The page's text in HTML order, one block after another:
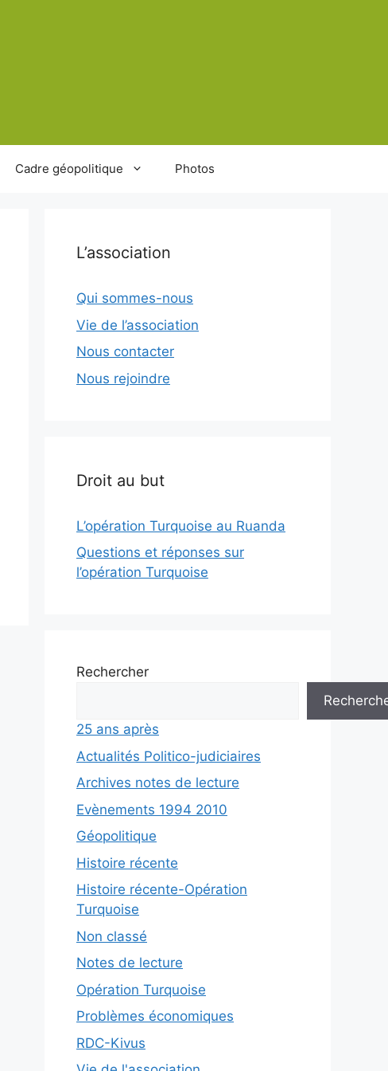
Cadre géopolitique Photos
L’association
Qui sommes-nous
Vie de l’association
Nous contacter
Nous rejoindre
Droit au but
L’opération Turquoise au Ruanda
Questions et réponses sur
l’opération Turquoise
Rechercher
25 ans après
Actualités Politico-judiciaires
Archives notes de lecture
Evènements 1994 2010
Géopolitique
Histoire récente
Histoire récente-Opération
Turquoise
Non classé
Notes de lecture
Opération Turquoise
Problèmes économiques
RDC-Kivus